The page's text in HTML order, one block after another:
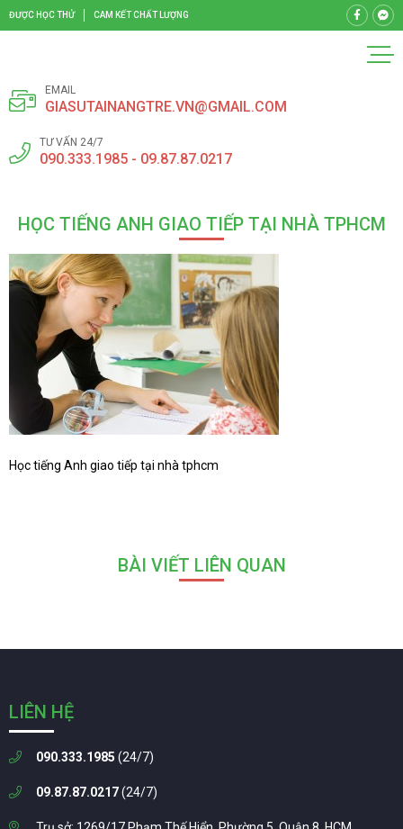
ĐƯỢC HỌC THỬ CAM KẾT CHẤT LƯỢNG
EMAIL
GIASUTAINANGTRE.VN@GMAIL.COM
TƯ VẤN 24/7
090.333.1985 - 09.87.87.0217
HỌC TIẾNG ANH GIAO TIẾP TẠI NHÀ TPHCM
Học tiếng Anh giao tiếp tại nhà tphcm
BÀI VIẾT LIÊN QUAN
LIÊN HỆ
090.333.1985 (24/7)
09.87.87.0217(24/7)